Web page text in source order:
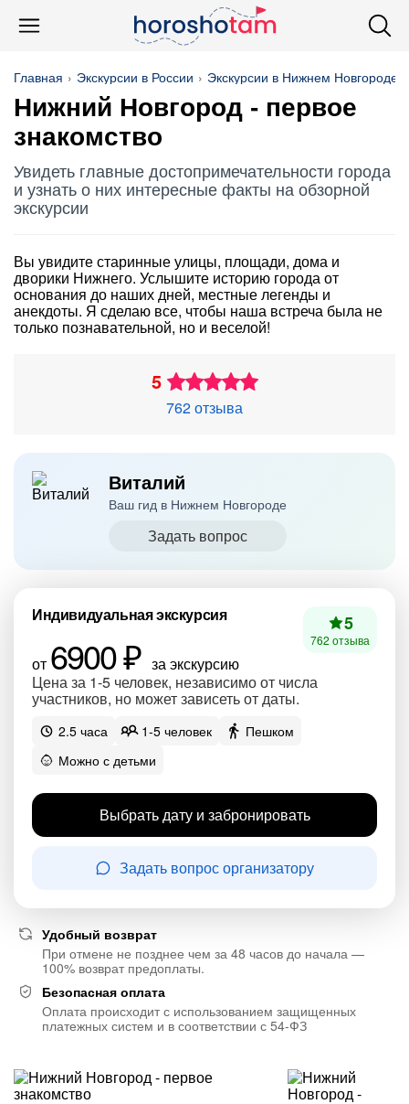
Главная Экскурсии в России Экскурсии в Нижнем Новгороде
Нижний Новгород - первое
знакомство
Увидеть главные достопримечательности города
и узнать о них интересные факты на обзорной
экскурсии
Вы увидите старинные улицы, площади, дома и
дворики Нижнего. Услышите историю города от
основания до наших дней, местные легенды и
анекдоты. Я сделаю все, чтобы наша встреча была не
только познавательной, но и веселой!
5
762 отзыва
Виталий
Ваш гид в Нижнем Новгороде
Задать вопрос
Индивидуальная экскурсия
от 6900 ₽ за экскурсию
Цена за 1-5 человек, независимо от числа
участников, но может зависеть от даты.
5
762 отзыва
2.5 часа 1-5 человек
Пешком
Можно с детьми
Выбрать дату и забронировать
Задать вопрос организатору
Удобный возврат
При отмене не позднее чем за 48 часов до начала —
100% возврат предоплаты.
Безопасная оплата
Оплата происходит с использованием защищенных
платежных систем и в соответствии с 54-ФЗ